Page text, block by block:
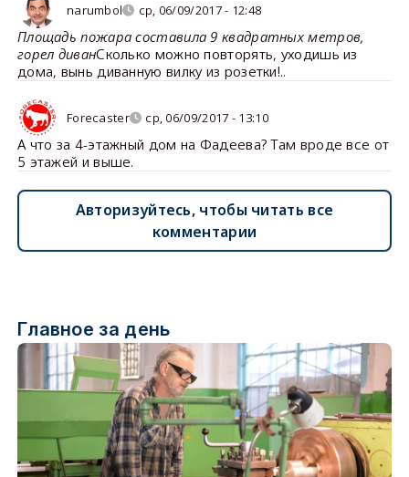
narumbol ср, 06/09/2017 - 12:48
Площадь пожара составила 9 квадратных метров,
горел диванСколько можно повторять, уходишь из
дома, вынь диванную вилку из розетки!..
Forecaster ср, 06/09/2017 - 13:10
А что за 4-этажный дом на Фадеева? Там вроде все от
5 этажей и выше.
Авторизуйтесь, чтобы читать все
комментарии
Главное за день